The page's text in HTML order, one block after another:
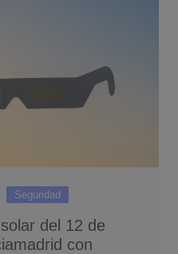
Seguridad
del 12 de
con